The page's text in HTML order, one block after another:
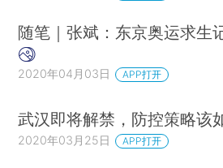
随笔｜张斌：东京奥运求生
2020年04月03日 APP打开
武汉即将解禁，防控策略该
2020年03月25日 APP打开